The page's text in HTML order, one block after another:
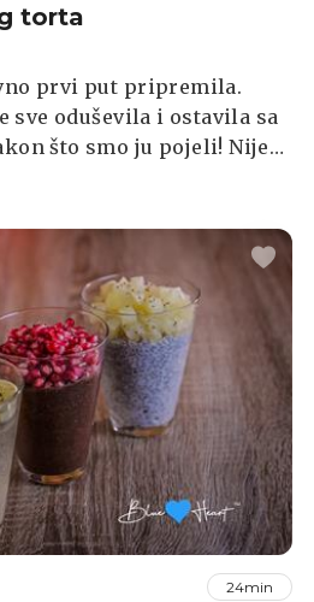
torta
prvi put pripremila.
sve oduševila i ostavila sa
što smo ju pojeli! Nije
24min